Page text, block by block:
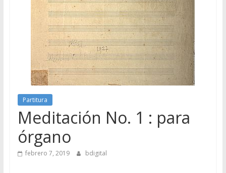
Partitura
Meditación No. 1 : para
órgano
febrero 7, 2019 bdigital